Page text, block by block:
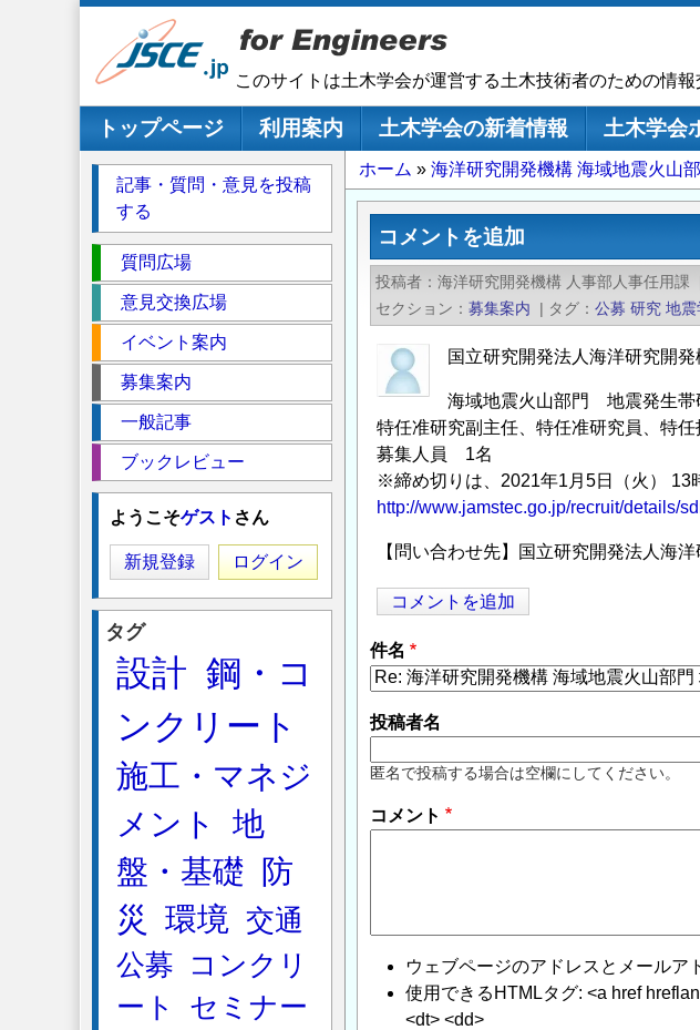
このサイトは土木学会が運営する土木技術者のための情報
メインナビゲーション
トップページ 利用案内 土木学会の新着情報
土木学会
パ
ン
ず
ホーム 海洋研究開発機構 海域地震火山
コメントを追加
投稿者 海洋研究開発機構 人事部人事任用課
セクション
募集案内 | タグ 公募 研究 地震
国立研究開発法人海洋研究開
海域地震火山部門 地震発生
特任准研究副主任、特任准研究員、特
募集人員 1名
※締め切りは、2021年1月5日（火） 13
http://www.jamstec.go.jp/recruit/details/
【問い合わせ先】国立研究開発法人海
コメントを追加
件名
投稿者名
匿名で投稿する場合は空欄にしてください。
コメント
ウェブページのアドレスとメールア
使用できるHTMLタグ: <a href
<dt> <dd>
記事・質問・意見を投稿
する
ク
シ
質問広場
意見交換広場
イベント案内
募集案内
一般記事
ブックレビュー
ようこそゲスト さん
新規登録 ログイン
タグ
設計 鋼・コ
ンクリート
施工・マネジ
メント
地
盤・基礎
防
災
環境 交通
公募
コンクリ
ート
セミナー